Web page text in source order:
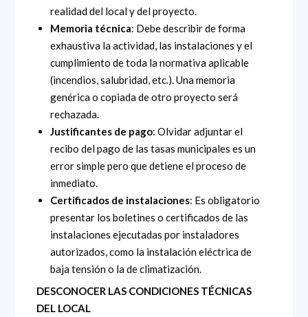
realidad del local y del proyecto.
Memoria técnica: Debe describir de forma
exhaustiva la actividad, las instalaciones y el
cumplimiento de toda la normativa aplicable
(incendios, salubridad, etc.). Una memoria
genérica o copiada de otro proyecto será
rechazada.
Justificantes de pago: Olvidar adjuntar el
recibo del pago de las tasas municipales es un
error simple pero que detiene el proceso de
inmediato.
Certificados de instalaciones: Es obligatorio
presentar los boletines o certificados de las
instalaciones ejecutadas por instaladores
autorizados, como la instalación eléctrica de
baja tensión o la de climatización.
DESCONOCER LAS CONDICIONES TÉCNICAS
DEL LOCAL